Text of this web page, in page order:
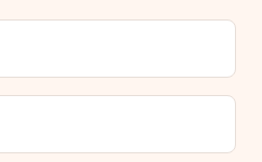
« Carte cadeau gratuite » une
ajouter une carte à votre
un message personnel pour que
savoir qui lui a envoyé cette
?